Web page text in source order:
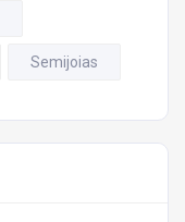
Semijoias